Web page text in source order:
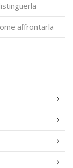
affrontarla